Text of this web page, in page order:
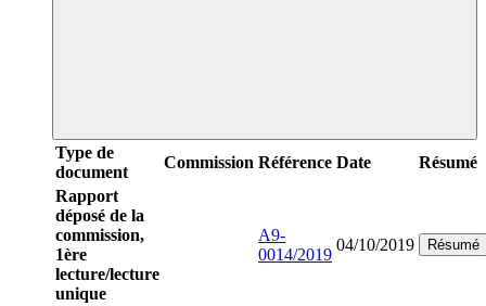
Type de
document
Commission Référence Date
Résumé
Rapport
déposé de la
commission,
1ère
lecture/lecture
unique
A9-
0014/2019
04/10/2019 Résumé